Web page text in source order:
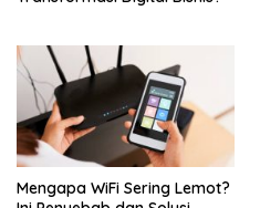
Mengapa WiFi Sering Lemot?